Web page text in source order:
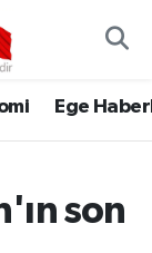
Ege
son